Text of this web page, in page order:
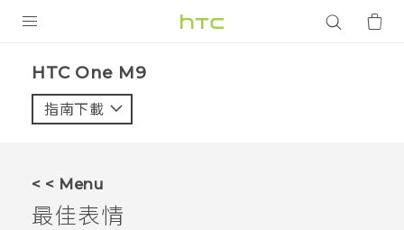
VIVE
HTC One M9‎
指南下載
< < Menu
最佳表情